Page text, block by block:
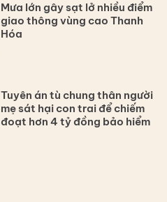
Mưa lớn gây sạt lở nhiều điểm
giao thông vùng cao Thanh
Hóa
Tuyên án tù chung thân người
mẹ sát hại con trai để chiếm
đoạt hơn 4 tỷ đồng bảo hiểm